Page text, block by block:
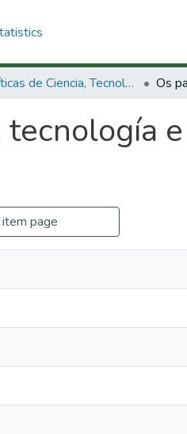
Políticas de Ciencia, Tecnología e Innovación
page